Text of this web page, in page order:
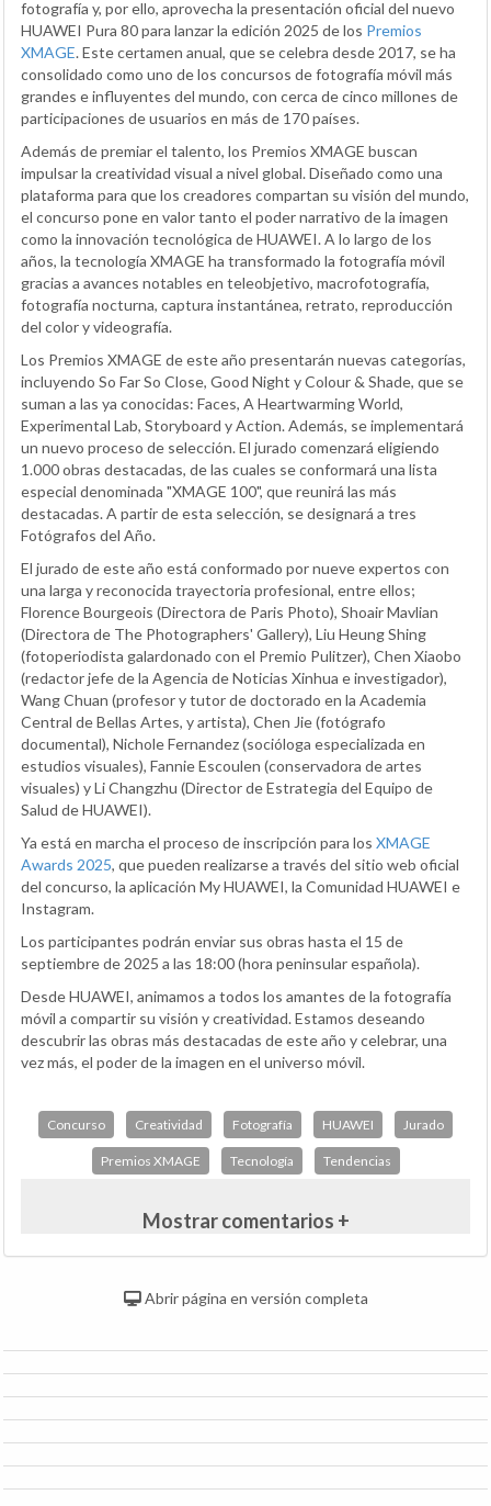
fotografía y, por ello, aprovecha la presentación oficial del nuevo
HUAWEI Pura 80 para lanzar la edición 2025 de los Premios
XMAGE. Este certamen anual, que se celebra desde 2017, se ha
consolidado como uno de los concursos de fotografía móvil más
grandes e influyentes del mundo, con cerca de cinco millones de
participaciones de usuarios en más de 170 países.
Además de premiar el talento, los Premios XMAGE buscan
impulsar la creatividad visual a nivel global. Diseñado como una
plataforma para que los creadores compartan su visión del mundo,
el concurso pone en valor tanto el poder narrativo de la imagen
como la innovación tecnológica de HUAWEI. A lo largo de los
años, la tecnología XMAGE ha transformado la fotografía móvil
gracias a avances notables en teleobjetivo, macrofotografía,
fotografía nocturna, captura instantánea, retrato, reproducción
del color y videografía.
Los Premios XMAGE de este año presentarán nuevas categorías,
incluyendo So Far So Close, Good Night y Colour & Shade, que se
suman a las ya conocidas: Faces, A Heartwarming World,
Experimental Lab, Storyboard y Action. Además, se implementará
un nuevo proceso de selección. El jurado comenzará eligiendo
1.000 obras destacadas, de las cuales se conformará una lista
especial denominada "XMAGE 100", que reunirá las más
destacadas. A partir de esta selección, se designará a tres
Fotógrafos del Año.
El jurado de este año está conformado por nueve expertos con
una larga y reconocida trayectoria profesional, entre ellos;
Florence Bourgeois (Directora de Paris Photo), Shoair Mavlian
(Directora de The Photographers' Gallery), Liu Heung Shing
(fotoperiodista galardonado con el Premio Pulitzer), Chen Xiaobo
(redactor jefe de la Agencia de Noticias Xinhua e investigador),
Wang Chuan (profesor y tutor de doctorado en la Academia
Central de Bellas Artes, y artista), Chen Jie (fotógrafo
documental), Nichole Fernandez (socióloga especializada en
estudios visuales), Fannie Escoulen (conservadora de artes
visuales) y Li Changzhu (Director de Estrategia del Equipo de
Salud de HUAWEI).
Ya está en marcha el proceso de inscripción para los XMAGE
Awards 2025, que pueden realizarse a través del sitio web oficial
del concurso, la aplicación My HUAWEI, la Comunidad HUAWEI e
Instagram.
Los participantes podrán enviar sus obras hasta el 15 de
septiembre de 2025 a las 18:00 (hora peninsular española).
Desde HUAWEI, animamos a todos los amantes de la fotografía
móvil a compartir su visión y creatividad. Estamos deseando
descubrir las obras más destacadas de este año y celebrar, una
vez más, el poder de la imagen en el universo móvil.
Concurso Creatividad Fotografía HUAWEI Jurado
Premios XMAGE Tecnología Tendencias
Mostrar comentarios +
Abrir página en versión completa